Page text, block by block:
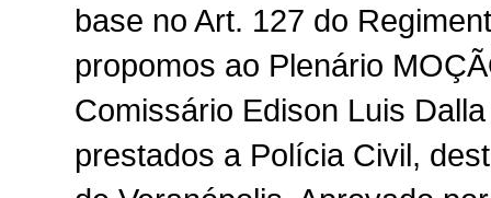
base no Art. 127 do
propomos ao Plenário
Comissário Edison Luis
prestados a Polícia Civil,